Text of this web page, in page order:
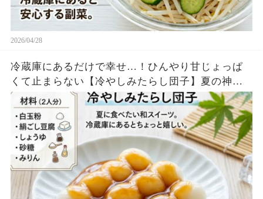
2026/04/28
冷蔵庫にあるだけで幸せ…！ひんやり甘じょっぱ
くて止まらない【冷やしみたらし団子】夏の神レ
シピ